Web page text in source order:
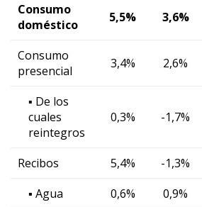
Consumo
doméstico
5,5% 3,6%
Consumo
presencial
3,4% 2,6%
▪ De los
cuales
reintegros
0,3% -1,7%
Recibos 5,4% -1,3%
▪ Agua
0,6% 0,9%